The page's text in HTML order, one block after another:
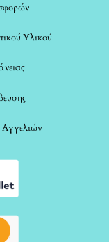
Υλικού